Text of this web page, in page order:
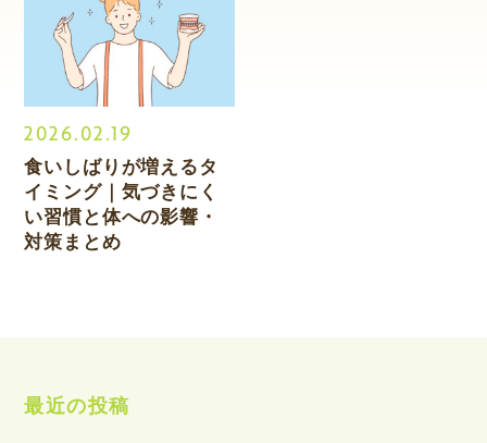
2026.02.19
食いしばりが増えるタ
イミング｜気づきにく
い習慣と体への影響・
対策まとめ
最近の投稿